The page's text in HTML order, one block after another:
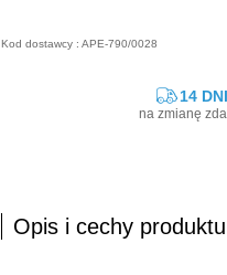
Kod dostawcy : APE-790/0028
14 DNI
na zmianę
Opis i cechy produktu